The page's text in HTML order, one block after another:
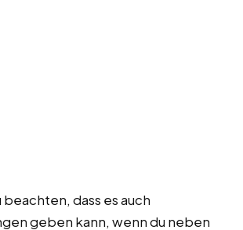
beachten, dass es auch
geben kann, wenn du neben